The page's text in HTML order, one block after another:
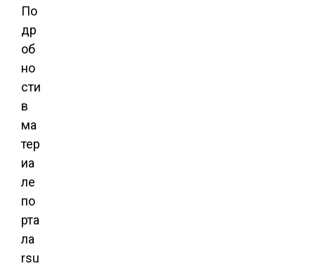
По
др
об
но
сти
в
ма
тер
иа
ле
по
рта
ла
rsu